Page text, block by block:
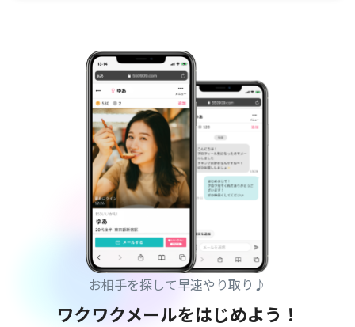
お相手を探して早速やり取り♪
ワクワクメールをはじめよう！